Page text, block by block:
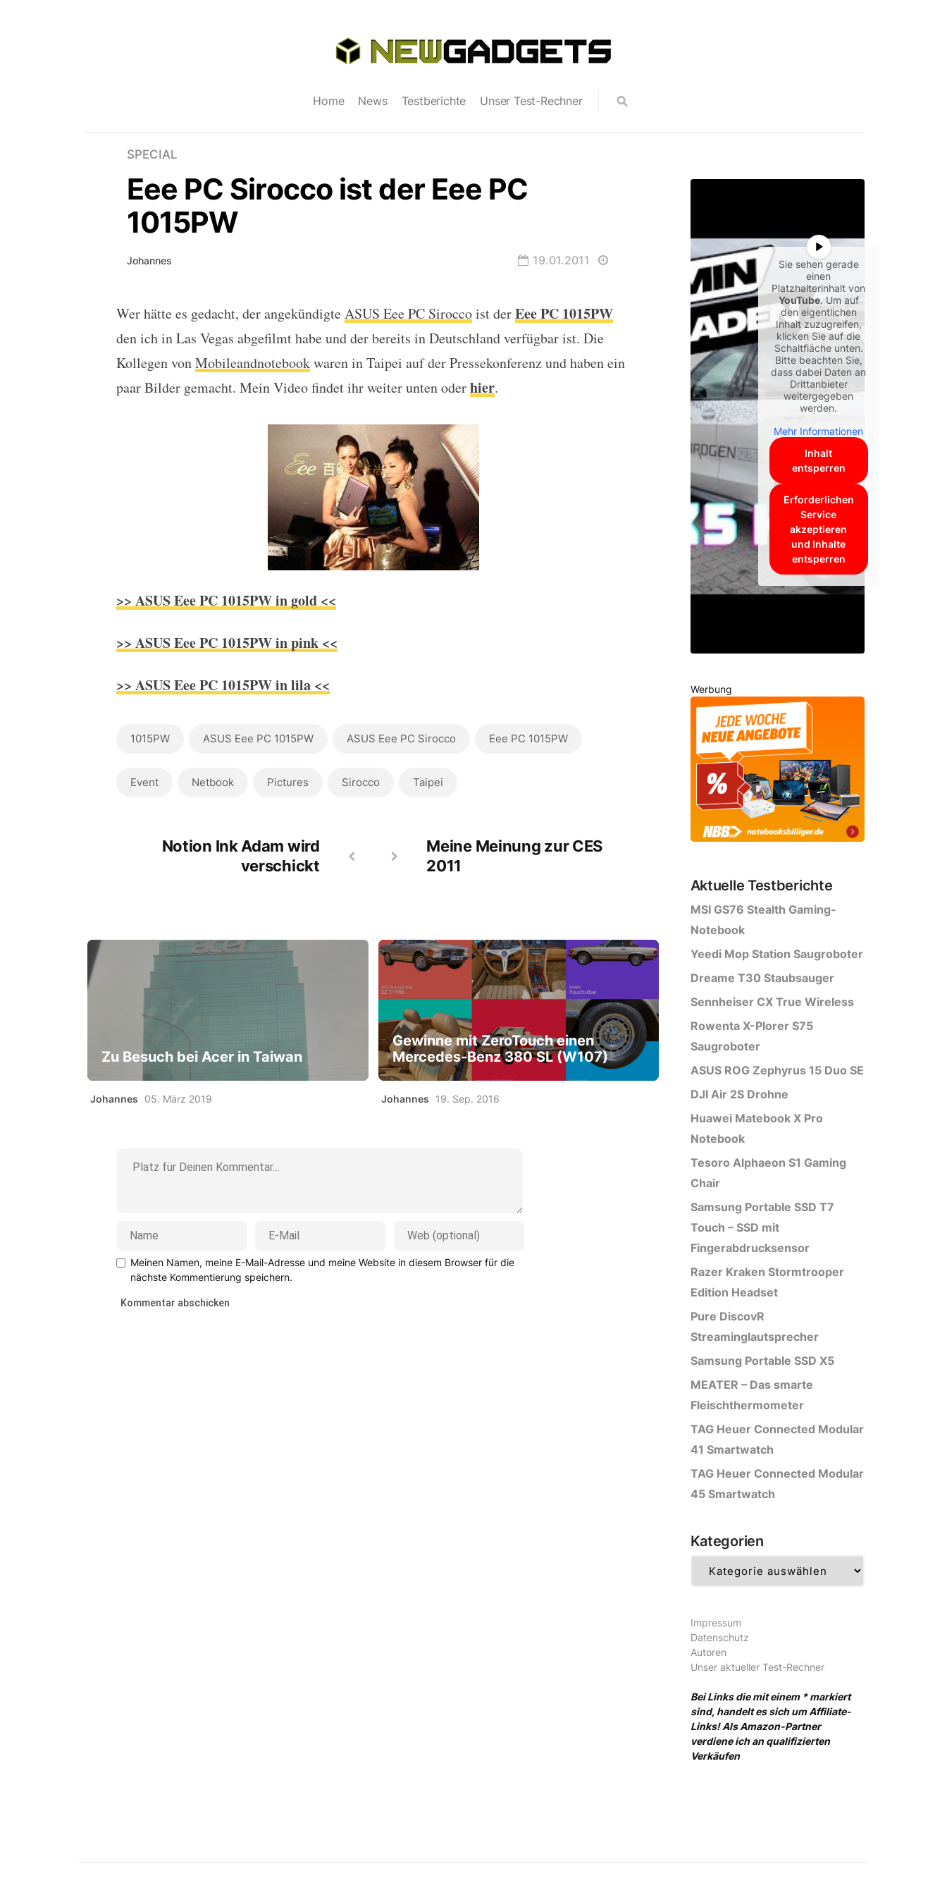
Home News Testberichte Unser Test-Rechner
SPECIAL
Eee PC Sirocco ist der Eee PC
1015PW
Johannes 19.01.2011
Eee PC Sirocco ist der Eee PC 1015PW
Wer hätte es gedacht, der angekündigteASUS Eee PC Siroccoist derEee PC 1015PW
den ich in Las Vegas abgefilmt habe und der bereits in Deutschland verfügbar ist. Die
Kollegen vonMobileandnotebookwaren in Taipei auf der Pressekonferenz und haben ein
paar Bilder gemacht. Mein Video findet ihr weiter unten oderhier.
>> ASUS Eee PC 1015PW in gold <<
>> ASUS Eee PC 1015PW in pink <<
>> ASUS Eee PC 1015PW in lila <<
1015PW ASUS Eee PC 1015PW ASUS Eee PC Sirocco Eee PC 1015PW
Event Netbook Pictures Sirocco Taipei
Notion Ink Adam wird
verschickt
Meine Meinung zur CES
2011
Zu Besuch bei Acer in Taiwan
Johannes 05. März 2019
Gewinne mit ZeroTouch einen
Mercedes-Benz 380 SL (W107)
Johannes 19. Sep. 2016
Meinen Namen, meine E-Mail-Adresse und meine Website in diesem Browser für die
nächste Kommentierung speichern.
Sie sehen gerade
einen
Platzhalterinhalt von
YouTube. Um auf
den eigentlichen
Inhalt zuzugreifen,
klicken Sie auf die
Schaltfläche unten.
Bitte beachten Sie,
dass dabei Daten an
Drittanbieter
weitergegeben
werden.
Mehr Informationen
Inhalt
entsperren
Erforderlichen
Service
akzeptieren
und Inhalte
entsperren
Werbung
Aktuelle Testberichte
MSI GS76 Stealth Gaming-
Notebook
Yeedi Mop Station Saugroboter
Dreame T30 Staubsauger
Sennheiser CX True Wireless
Rowenta X-Plorer S75
Saugroboter
ASUS ROG Zephyrus 15 Duo SE
DJI Air 2S Drohne
Huawei Matebook X Pro
Notebook
Tesoro Alphaeon S1 Gaming
Chair
Samsung Portable SSD T7
Touch – SSD mit
Fingerabdrucksensor
Razer Kraken Stormtrooper
Edition Headset
Pure DiscovR
Streaminglautsprecher
Samsung Portable SSD X5
MEATER – Das smarte
Fleischthermometer
TAG Heuer Connected Modular
41 Smartwatch
TAG Heuer Connected Modular
45 Smartwatch
Kategorien
Impressum
Datenschutz
Autoren
Unser aktueller Test-Rechner
Bei Links die mit einem * markiert
sind, handelt es sich um Affiliate-
Links! Als Amazon-Partner
verdiene ich an qualifizierten
Verkäufen